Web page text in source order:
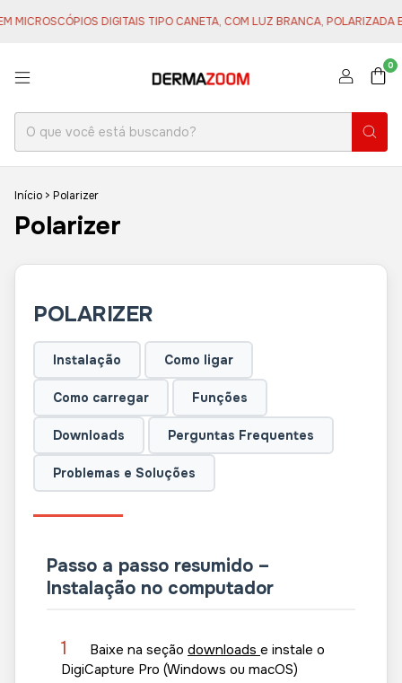
DIGITAIS TIPO CANETA, COM LUZ BRANCA, POLARIZADA E/OU
0
Início > Polarizer
Polarizer
POLARIZER
Instalação Como ligar
Como carregar Funções
Downloads Perguntas Frequentes
Problemas e Soluções
Passo a passo resumido –
Instalação no computador
1 Baixe na seção downloads e instale o
DigiCapture Pro (Windows ou macOS)